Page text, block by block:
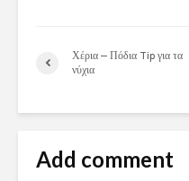
Χέρια – Πόδια Tip για τα
νύχια
Add comment